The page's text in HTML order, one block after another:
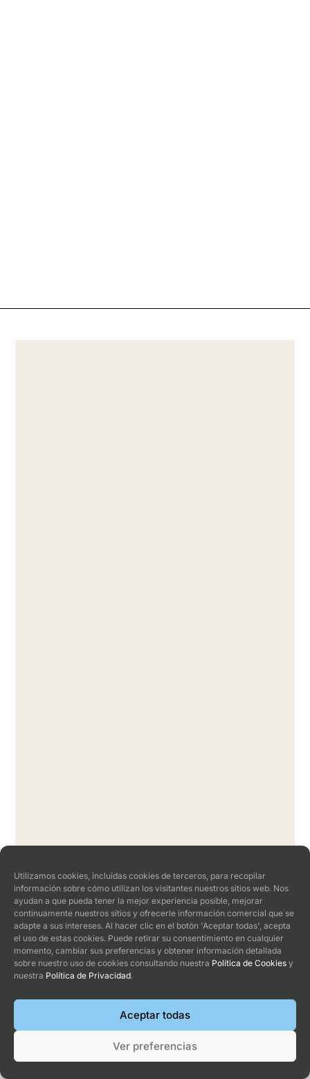
Utilizamos cookies, incluidas cookies de terceros, para recopilar
información sobre cómo utilizan los visitantes nuestros sitios web. Nos
ayudan a que pueda tener la mejor experiencia posible, mejorar
continuamente nuestros sitios y ofrecerle información comercial que se
adapte a sus intereses. Al hacer clic en el botón 'Aceptar todas', acepta
el uso de estas cookies. Puede retirar su consentimiento en cualquier
momento, cambiar sus preferencias y obtener información detallada
sobre nuestro uso de cookies consultando nuestra Política de Cookies y
nuestra Política de Privacidad.
Aceptar todas
Ver preferencias